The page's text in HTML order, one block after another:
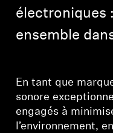
électroniques
ensemble
En tant que
sonore
engagés à
l’environnement,